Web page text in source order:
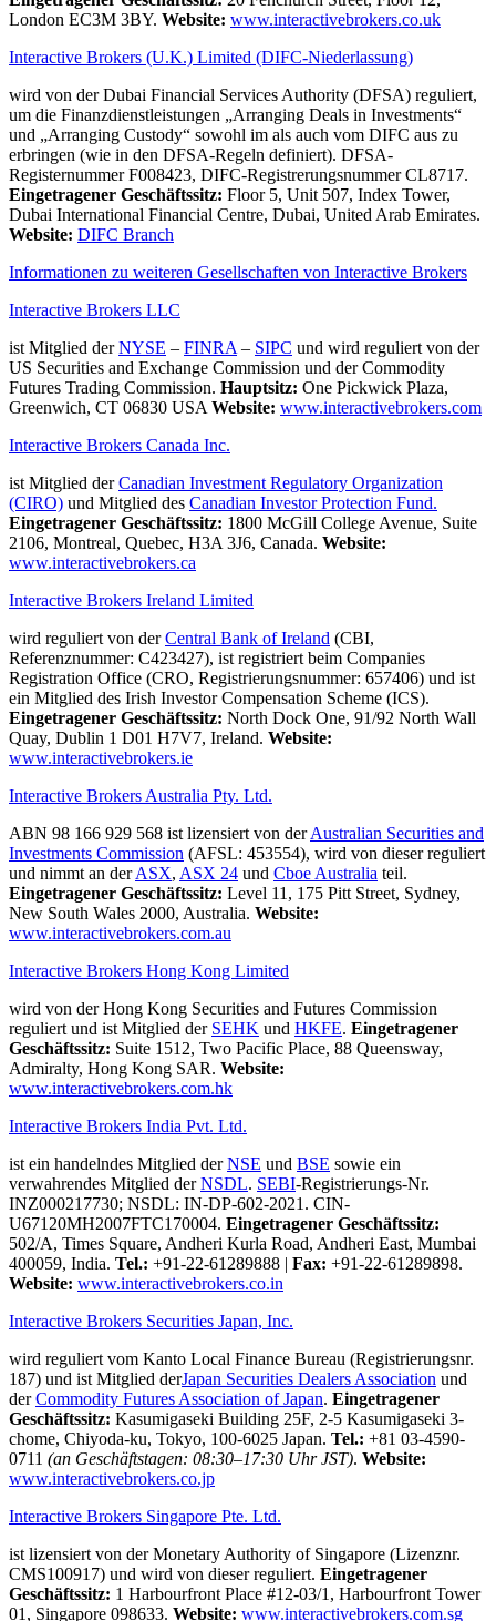
London EC3M 3BY. Website: www.interactivebrokers.co.uk
Interactive Brokers (U.K.) Limited (DIFC-Niederlassung)
wird von der Dubai Financial Services Authority (DFSA) reguliert,
um die Finanzdienstleistungen „Arranging Deals in Investments“
und „Arranging Custody“ sowohl im als auch vom DIFC aus zu
erbringen (wie in den DFSA-Regeln definiert). DFSA-
Registernummer F008423, DIFC-Registrerungsnummer CL8717.
Eingetragener Geschäftssitz: Floor 5, Unit 507, Index Tower,
Dubai International Financial Centre, Dubai, United Arab Emirates.
Website: DIFC Branch
Informationen zu weiteren Gesellschaften von Interactive Brokers
Interactive Brokers LLC
ist Mitglied derNYSE – FINRA – SIPC und wird reguliert von der
US Securities and Exchange Commission und der Commodity
Futures Trading Commission. Hauptsitz: One Pickwick Plaza,
Greenwich, CT 06830 USA Website: www.interactivebrokers.com
Interactive Brokers Canada Inc.
ist Mitglied derCanadian Investment Regulatory Organization
(CIRO) und Mitglied des Canadian Investor Protection Fund.
Eingetragener Geschäftssitz: 1800 McGill College Avenue, Suite
2106, Montreal, Quebec, H3A 3J6, Canada. Website:
www.interactivebrokers.ca
Interactive Brokers Ireland Limited
wird reguliert von derCentral Bank of Ireland (CBI,
Referenznummer: C423427), ist registriert beim Companies
Registration Office (CRO, Registrierungsnummer: 657406) und ist
ein Mitglied des Irish Investor Compensation Scheme (ICS).
Eingetragener Geschäftssitz: North Dock One, 91/92 North Wall
Quay, Dublin 1 D01 H7V7, Ireland. Website:
www.interactivebrokers.ie
Interactive Brokers Australia Pty. Ltd.
ABN 98 166 929 568 ist lizensiert von derAustralian Securities and
Investments Commission (AFSL: 453554), wird von dieser reguliert
und nimmt an derASX, ASX 24 und Cboe Australia teil.
Eingetragener Geschäftssitz: Level 11, 175 Pitt Street, Sydney,
New South Wales 2000, Australia. Website:
www.interactivebrokers.com.au
Interactive Brokers Hong Kong Limited
wird von der Hong Kong Securities and Futures Commission
reguliert und ist Mitglied der SEHK und HKFE. Eingetragener
Geschäftssitz: Suite 1512, Two Pacific Place, 88 Queensway,
Admiralty, Hong Kong SAR. Website:
www.interactivebrokers.com.hk
Interactive Brokers India Pvt. Ltd.
ist ein handelndes Mitglied derNSE und BSE sowie ein
verwahrendes Mitglied derNSDL. SEBI-Registrierungs-Nr.
INZ000217730; NSDL: IN-DP-602-2021. CIN-
U67120MH2007FTC170004. Eingetragener Geschäftssitz:
502/A, Times Square, Andheri Kurla Road, Andheri East, Mumbai
400059, India. Tel.: +91-22-61289888 | Fax: +91-22-61289898.
Website: www.interactivebrokers.co.in
Interactive Brokers Securities Japan, Inc.
wird reguliert vom Kanto Local Finance Bureau (Registrierungsnr.
187) und ist Mitglied derJapan Securities Dealers Association und
derCommodity Futures Association of Japan. Eingetragener
Geschäftssitz: Kasumigaseki Building 25F, 2-5 Kasumigaseki 3-
chome, Chiyoda-ku, Tokyo, 100-6025 Japan. Tel.: +81 03-4590-
0711 (an Geschäftstagen: 08:30–17:30 Uhr JST). Website:
www.interactivebrokers.co.jp
Interactive Brokers Singapore Pte. Ltd.
ist lizensiert von der Monetary Authority of Singapore (Lizenznr.
CMS100917) und wird von dieser reguliert. Eingetragener
Geschäftssitz: 1 Harbourfront Place #12-03/1, Harbourfront Tower
01, Singapore 098633. Website: www.interactivebrokers.com.sg